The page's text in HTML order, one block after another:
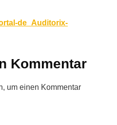
de_Auditorix-
Kommentar
um einen Kommentar